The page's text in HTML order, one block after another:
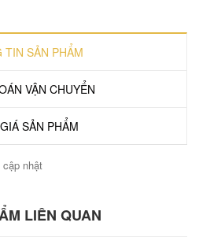
TIN SẢN PHẨM
VẬN CHUYỂN
SẢN PHẨM
nhật
LIÊN QUAN